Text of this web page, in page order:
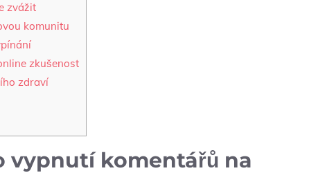
zvážit
komunitu
zkušenost
zdraví
vypnutí komentářů na